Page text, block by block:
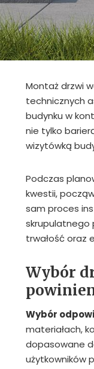
Montaż drzwi
technicznych
budynku w
nie tylko
wizytówką
Podczas
kwestii,
sam proces
skrupulatnego
trwałość oraz
Wybór
Wybór
materiałach,
dopasowane
użytkowników